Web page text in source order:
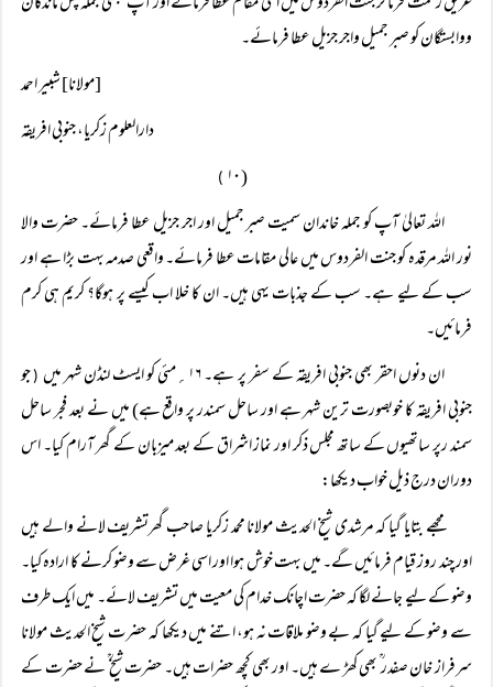
ووابستگان کو صبر جمیل واجر جزیل عطا فرمائے۔
[مولانا] شبیر احمد
دارالعلوم زکریا، جنوبی افریقہ
( ۱۰
)
اللہ تعالیٰ آپ کو جملہ خاندان سمیت صبر جمیل اور اجر جزیل عطا فرمائے۔ حضرت والا
نور اللہ مرقدہ کو جنت الفردوس میں عالی مقامات عطا فرمائے۔ واقعی صدمہ بہت بڑا ہے اور
سب کے لیے ہے۔ سب کے جذبات یہی ہیں۔ ان کا خلا اب کیسے پر ہوگا؟ کریم ہی کرم
فرمائیں۔
ان دنوں احقر بھی جنوبی افریقہ کے سفر پر ہے۔ ۱۶؍مئی کو ایسٹ لنڈن شہر میں
(جو
جنوبی افریقہ کا خوبصورت ترین شہر ہے اور ساحل سمندر پر واقع ہے) میں نے بعد فجر ساحل
سمند رپر ساتھیوں کے ساتھ مجلس ذکر اور نماز اشراق کے بعد میزبان کے گھر آرام کیا۔ اس
دوران درج ذیل خواب دیکھا:
مجھے بتایا گیا کہ مرشدی شیخ الحدیث مولانا محمد زکریا صاحب گھرتشریف لانے والے ہیں
اور چند روز قیام فرمائیں گے۔ میں بہت خوش ہوا اور اسی غرض سے وضو کرنے کا ارادہ کیا۔
وضو کے لیے جانے لگا کہ حضرت اچانک خدام کی معیت میں تشریف لائے۔ میں ایک طرف
سے وضو کے لیے گیا کہ بے وضو ملاقات نہ ہو، اتنے میں دیکھا کہ حضر ت شیخ الحدیث مولانا
سرفراز خان صفدر ؒ بھی کھڑ ے ہیں۔ اور بھی کچھ حضرات ہیں۔ حضرت شیخ ؒ نے حضرت کے